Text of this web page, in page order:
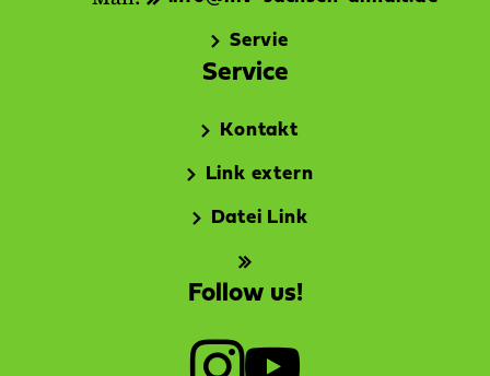
Servie
Service
Kontakt
Link extern
Datei Link
Follow us!
I
Y